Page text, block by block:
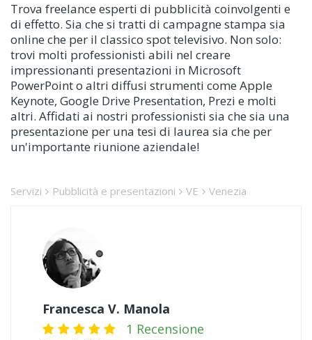
Trova freelance esperti di pubblicità coinvolgenti e
di effetto. Sia che si tratti di campagne stampa sia
online che per il classico spot televisivo. Non solo:
trovi molti professionisti abili nel creare
impressionanti presentazioni in Microsoft
PowerPoint o altri diffusi strumenti come Apple
Keynote, Google Drive Presentation, Prezi e molti
altri. Affidati ai nostri professionisti sia che sia una
presentazione per una tesi di laurea sia che per
un'importante riunione aziendale!
Servizi Pubblicità e presentazioni VE Venezia
Francesca V. Manola
1 Recensione